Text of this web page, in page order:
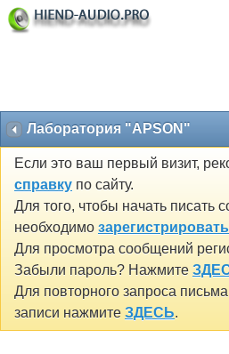
Лаборатория "APSON"
Если это ваш первый визит,
справку по сайту.
Для того, чтобы начать писать
необходимо
Для просмотра сообщений
Забыли пароль? Нажмите
Для повторного запроса
записи нажмите ЗДЕСЬ.